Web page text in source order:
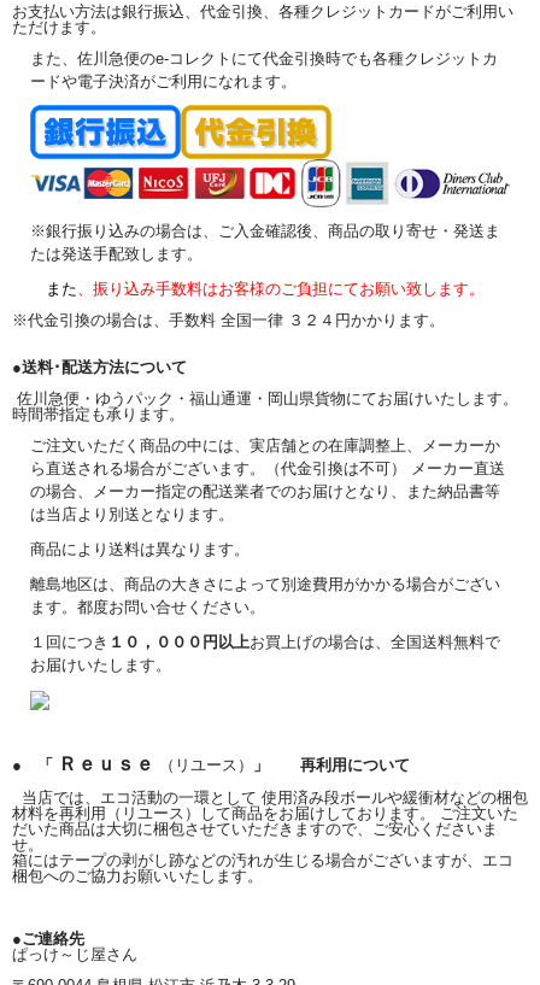
お支払い方法は銀行振込、代金引換、各種クレジットカードがご利用い
ただけます。
また、佐川急便のe-コレクトにて代金引換時でも各種クレジットカ
ードや電子決済がご利用になれます。
※銀行振り込みの場合は、ご入金確認後、商品の取り寄せ・発送ま
たは発送手配致します。
また 、振り込み手数料はお客様のご負担にてお願い致します。
※代金引換の場合は、手数料 全国一律 ３２４円かかります。
●送料･配送方法について
佐川急便・ゆうパック・福山通運・岡山県貨物にてお届けいたします。
時間帯指定も承ります。
ご注文いただく商品の中には、実店舗との在庫調整上、メーカーか
ら直送される場合がございます。（代金引換は不可） メーカー直送
の場合、メーカー指定の配送業者でのお届けとなり、また納品書等
は当店より別送となります。
商品により送料は異なります。
離島地区は、商品の大きさによって別途費用がかかる場合がござい
ます。都度お問い合せください。
１回につき １０，０００円以上お買上げの場合は、全国送料無料で
お届けいたします。
● 「 Ｒｅｕｓｅ （リユース）
」 再利用について
当店では、エコ活動の一環として 使用済み段ボールや緩衝材などの梱包
材料を再利用（リユース）して商品をお届けしております。 ご注文いた
だいた商品は大切に梱包させていただきますので、ご安心くださいま
せ。
箱にはテープの剥がし跡などの汚れが生じる場合がございますが、エコ
梱包へのご協力お願いいたします。
●ご連絡先
ぱっけ～じ屋さん